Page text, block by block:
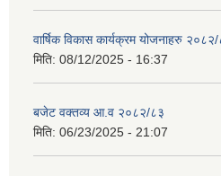
वार्षिक विकास कार्यक्रम योजनाहरु
मिति: 08/12/2025 - 16:37
बजेट वक्तव्य आ.व २०८२/८३
मिति: 06/23/2025 - 21:07